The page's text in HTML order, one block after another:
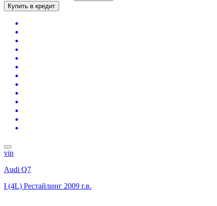
Купить в кредит
vin
Audi Q7
I (4L) Рестайлинг 2009 г.в.